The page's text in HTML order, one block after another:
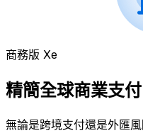
商務版 Xe
精簡全球商業支付
無論是跨境支付還是外匯